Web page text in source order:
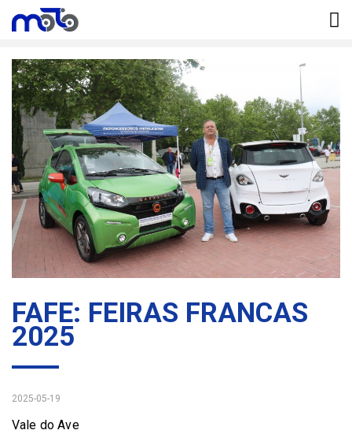
FAFE: FEIRAS FRANCAS
2025
2025-05-19
Vale do Ave